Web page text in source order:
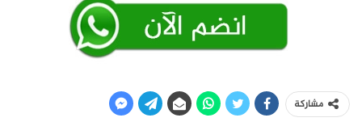
مشاركة